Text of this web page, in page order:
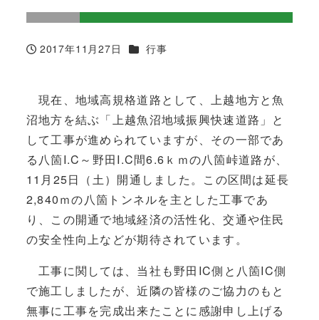
投稿日
2017年11月27日 ニュースカテゴリー
行事
現在、地域高規格道路として、上越地方と魚
沼地方を結ぶ「上越魚沼地域振興快速道路」と
して工事が進められていますが、その一部であ
る八箇I.C～野田I.C間6.6ｋｍの八箇峠道路が、
11月25日（土）開通しました。この区間は延長
2,840ｍの八箇トンネルを主とした工事であ
り、この開通で地域経済の活性化、交通や住民
の安全性向上などが期待されています。
工事に関しては、当社も野田IC側と八箇IC側
で施工しましたが、近隣の皆様のご協力のもと
無事に工事を完成出来たことに感謝申し上げる